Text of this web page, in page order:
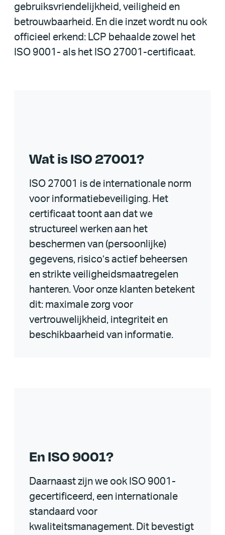
gebruiksvriendelijkheid, veiligheid en
betrouwbaarheid. En die inzet wordt nu ook
officieel erkend: LCP behaalde zowel het
ISO 9001- als het ISO 27001-certificaat.
Wat is ISO 27001?
ISO 27001 is de internationale norm
voor informatiebeveiliging. Het
certificaat toont aan dat we
structureel werken aan het
beschermen van (persoonlijke)
gegevens, risico’s actief beheersen
en strikte veiligheidsmaatregelen
hanteren. Voor onze klanten betekent
dit: maximale zorg voor
vertrouwelijkheid, integriteit en
beschikbaarheid van informatie.
En ISO 9001?
Daarnaast zijn we ook ISO 9001-
gecertificeerd, een internationale
standaard voor
kwaliteitsmanagement. Dit bevestigt